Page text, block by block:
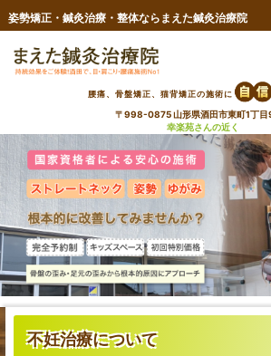
姿勢矯正・鍼灸治療・整体ならまえた鍼灸治療院
腰痛、骨盤矯正、猫背矯正の施術に
〒998-0875 山形県酒田市東町1丁
幸楽苑さんの近く
不妊治療について
ご予約・お問い合わせ
ブログ
スタッフ紹介・求人
お客さまの声
よくあるご質問
膝痛
腰痛